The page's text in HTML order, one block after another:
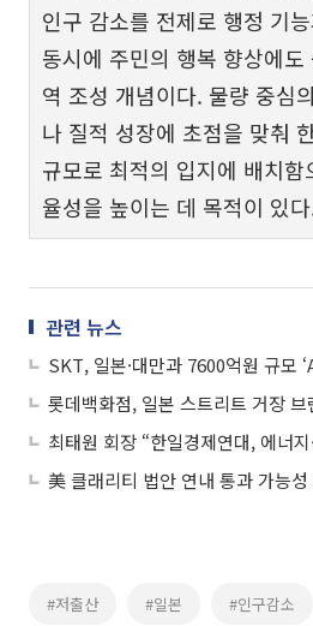
인구 감소를 전제로 행정 기
동시에 주민의 행복 향상에도
역 조성 개념이다. 물량 중심
나 질적 성장에 초점을 맞춰
규모로 최적의 입지에 배치
율성을 높이는 데 목적이 있
관련 뉴스
롯데백화점, 일본 스트리트 거장 브
#저출산 #일본 #인구감소